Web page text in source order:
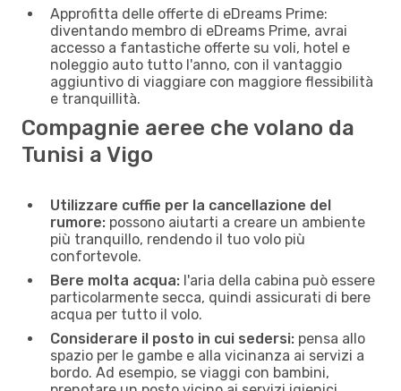
Approfitta delle offerte di eDreams Prime:
diventando membro di eDreams Prime, avrai
accesso a fantastiche offerte su voli, hotel e
noleggio auto tutto l'anno, con il vantaggio
aggiuntivo di viaggiare con maggiore flessibilità
e tranquillità.
Compagnie aeree che volano da
Tunisi a Vigo
Utilizzare cuffie per la cancellazione del
rumore: possono aiutarti a creare un ambiente
più tranquillo, rendendo il tuo volo più
confortevole.
Bere molta acqua: l'aria della cabina può essere
particolarmente secca, quindi assicurati di bere
acqua per tutto il volo.
Considerare il posto in cui sedersi: pensa allo
spazio per le gambe e alla vicinanza ai servizi a
bordo. Ad esempio, se viaggi con bambini,